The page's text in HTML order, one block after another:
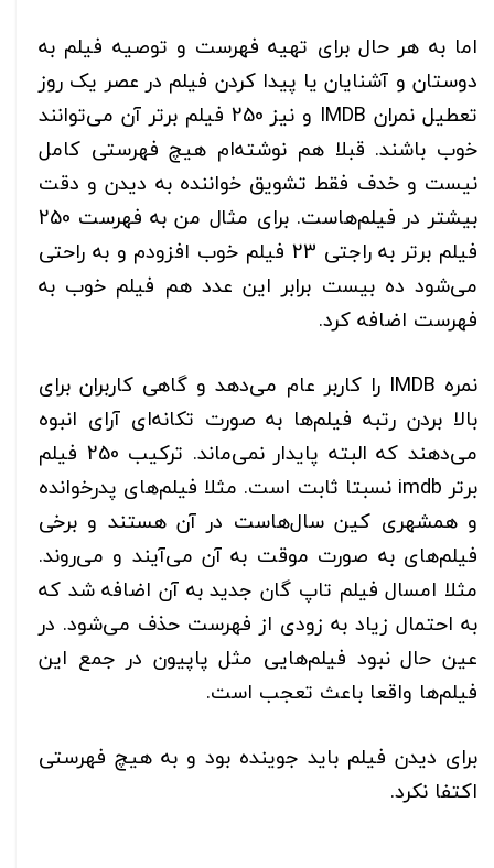
اما به هر حال برای تهیه فهرست و توصیه فیلم به
دوستان و آشنایان یا پیدا کردن فیلم در عصر یک روز
تعطیل نمران IMDB و نیز 250 فیلم برتر آن می‌توانند
خوب باشند. قبلا هم نوشته‌ام هیچ فهرستی کامل
نیست و خدف فقط تشویق خواننده به دیدن و دقت
بیشتر در فیلم‌هاست. برای مثال من به فهرست 250
فیلم برتر به راجتی 23 فیلم خوب افزودم و به راحتی
می‌شود ده بیست برابر این عدد هم فیلم خوب به
فهرست اضافه کرد.
نمره IMDB را کاربر عام می‌دهد و گاهی کاربران برای
بالا بردن رتبه فیلم‌ها به صورت تکانه‌ای آرای انبوه
می‌دهند که البته پایدار نمی‌ماند. ترکیب 250 فیلم
برتر imdb نسبتا ثابت است. مثلا فیلم‌های پدرخوانده
و همشهری کین سال‌هاست در آن هستند و برخی
فیلم‌های به صورت موقت به آن می‌آیند و می‌روند.
مثلا امسال فیلم تاپ گان جدید به آن اضافه شد که
به احتمال زیاد به زودی از فهرست حذف می‌شود. در
عین حال نبود فیلم‌هایی مثل پاپیون در جمع این
فیلم‌ها واقعا باعث تعجب است.
برای دیدن فیلم باید جوینده بود و به هیچ فهرستی
اکتفا نکرد.